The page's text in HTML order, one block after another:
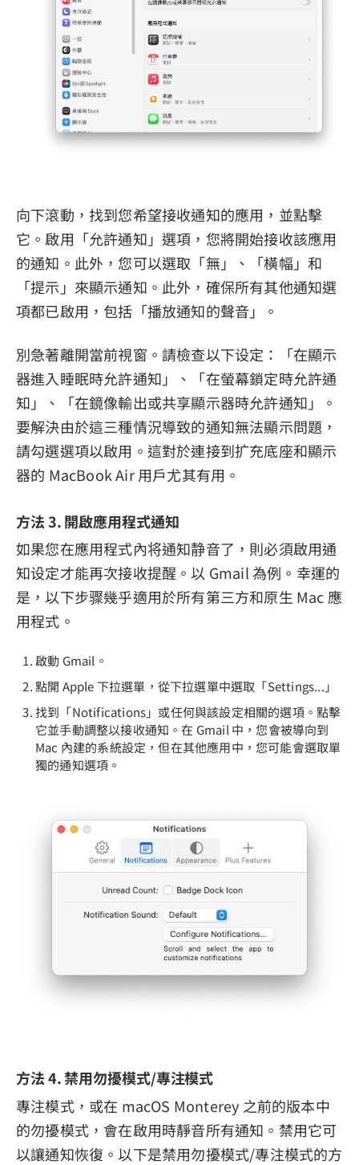
向下滾動，找到您希望接收通知的應用，並點擊
它。啟用「允許通知」選項，您將開始接收該應用
的通知。此外，您可以選取「無」、「橫幅」和
「提示」來顯示通知。此外，確保所有其他通知選
項都已啟用，包括「播放通知的聲音」。
別急著離開當前視窗。請檢查以下设定：「在顯示
器進入睡眠時允許通知」、「在螢幕鎖定時允許通
知」、「在鏡像輸出或共享顯示器時允許通知」。
要解決由於這三種情況導致的通知無法顯示問題，
請勾選選項以啟用。這對於連接到扩充底座和顯示
器的 MacBook Air 用戶尤其有用。
方法 3. 開啟應用程式通知
如果您在應用程式內将通知静音了，則必須啟用通
知设定才能再次接收提醒。以 Gmail 為例。幸運的
是，以下步骤幾乎適用於所有第三方和原生 Mac 應
用程式。
啟動 Gmail。
點開 Apple 下拉選單，從下拉選單中選取「Settings...」
找到「Notifications」或任何與該設定相關的選項。點擊
它並手動調整以接收通知。在 Gmail 中，您會被導向到
Mac 內建的系統設定，但在其他應用中，您可能會選取單
獨的通知選項。
方法 4. 禁用勿擾模式/專注模式
專注模式，或在 macOS Monterey 之前的版本中
的勿擾模式，會在啟用時靜音所有通知。禁用它可
以讓通知恢復。以下是禁用勿擾模式/專注模式的方